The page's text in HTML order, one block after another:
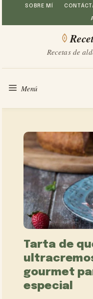
Saltar
al
SOBRE MÍ
Recetas de
Menú
Tarta de
gourmet
especial